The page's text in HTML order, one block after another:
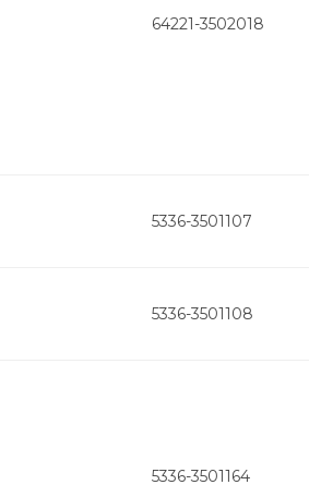
64221-3502018
5336-3501107
5336-3501108
5336-3501164